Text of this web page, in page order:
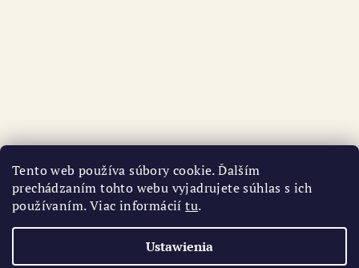
Tento web používa súbory cookie. Ďalším
prechádzaním tohto webu vyjadrujete súhlas s ich
používaním. Viac informáciítu.
Ustawienia
Śledź na Instagramie